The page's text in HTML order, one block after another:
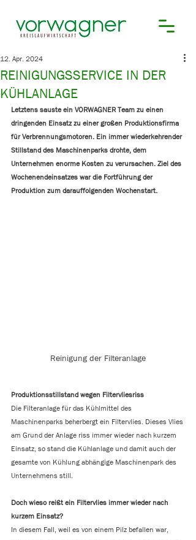
REINIGUNGSSERVICE IN DER
KÜHLANLAGE
12. Apr. 2024
Letztens sauste ein VORWAGNER Team zu einen
dringenden Einsatz zu einer großen Produktionsfirma
für Verbrennungsmotoren. Ein immer wiederkehrender
Stillstand des Maschinenparks drohte, dem
Unternehmen enorme Kosten zu verursachen. Ziel des
Wochenendeinsatzes war die Fortführung der
Produktion zum darauffolgenden Wochenstart.
Reinigung der Filteranlage
Produktionsstillstand wegen Filtervliesriss
Die Filteranlage für das Kühlmittel des
Maschinenparks beherbergt ein Filtervlies. Dieses Vlies
am Grund der Anlage riss immer wieder nach kurzem
Einsatz, so stand die Kühlanlage und damit auch der
gesamte von Kühlung abhängige Maschinenpark des
Unternehmens still.
Doch wieso reißt ein Filtervlies immer wieder nach
kurzem Einsatz?
In diesem Fall, weil es von einem Pilz befallen war,